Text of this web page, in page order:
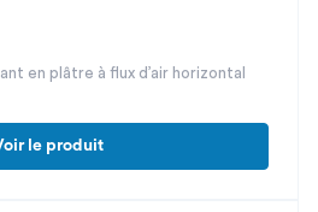
en plâtre à flux d’air horizontal
le produit